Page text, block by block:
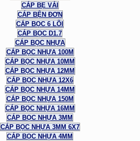
CÁP BẸ VẢI
CÁP BỆN ĐƠN
CÁP BỌC 6 LÕI
CÁP BỌC D1.7
CÁP BỌC NHỰA
CÁP BỌC NHỰA 100M
CÁP BỌC NHỰA 10MM
CÁP BỌC NHỰA 12MM
CÁP BỌC NHỰA 12X6
CÁP BỌC NHỰA 14MM
CÁP BỌC NHỰA 150M
CÁP BỌC NHỰA 16MM
CÁP BỌC NHỰA 3MM
CÁP BỌC NHỰA 3MM 6X7
CÁP BỌC NHỰA 4MM